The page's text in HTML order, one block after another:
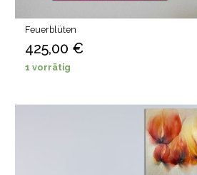
Feuerblüten
425,00 €
1 vorrätig